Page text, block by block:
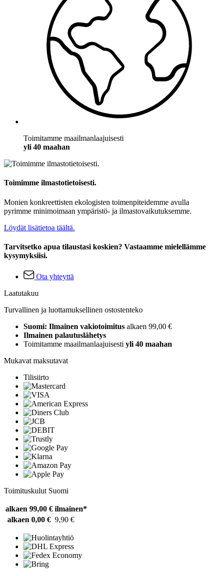
Toimitamme maailmanlaajuisesti
yli 40 maahan
Toimimme ilmastotietoisesti.
Monien konkreettisten ekologisten toimenpiteidemme avulla
pyrimme minimoimaan ympäristö- ja ilmastovaikutuksemme.
Löydät lisätietoa täältä.
Tarvitsetko apua tilaustasi koskien? Vastaamme mielellämme
kysymyksiisi.
Ota yhteyttä
Laatutakuu
Turvallinen ja luottamuksellinen ostostenteko
Suomi: Ilmainen vakiotoimitus alkaen 99,00 €
Ilmainen palautuslähetys
Toimitamme maailmanlaajuisesti yli 40 maahan
Mukavat maksutavat
Tilisiirto
Toimituskulut Suomi
alkaen 99,00 € ilmainen*
alkaen 0,00 € 9,90 €